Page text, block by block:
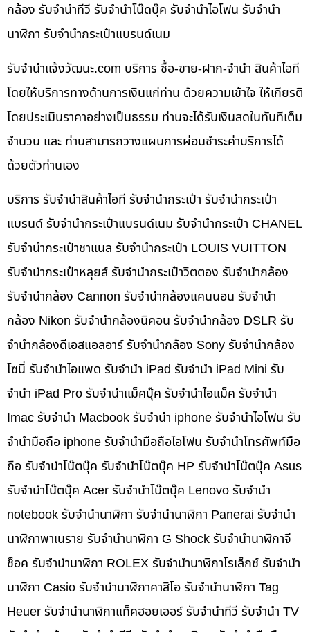
กล้อง รับจำนำทีวี รับจำนำโน๊ดบุ๊ค รับจำนำไอโฟน รับจำนำ
นาฬิกา รับจำนำกระเป๋าแบรนด์เนม
รับจํานําแจ้งวัฒนะ.com บริการ ซื้อ-ขาย-ฝาก-จำนำ สินค้าไอที
โดยให้บริการทางด้านการเงินแก่ท่าน ด้วยความเข้าใจ ให้เกียรติ
โดยประเมินราคาอย่างเป็นธรรม ท่านจะได้รับเงินสดในทันทีเต็ม
จำนวน และ ท่านสามารถวางแผนการผ่อนชำระค่าบริการได้
ด้วยตัวท่านเอง
บริการ รับจำนำสินค้าไอที รับจำนำกระเป๋า รับจำนำกระเป๋า
แบรนด์ รับจำนำกระเป๋าแบรนด์เนม รับจำนำกระเป๋า CHANEL
รับจำนำกระเป๋าชาแนล รับจำนำกระเป๋า LOUIS VUITTON
รับจำนำกระเป๋าหลุยส์ รับจำนำกระเป๋าวิตตอง รับจำนำกล้อง
รับจำนำกล้อง Cannon รับจำนำกล้องแคนนอน รับจำนำ
กล้อง Nikon รับจำนำกล้องนิคอน รับจำนำกล้อง DSLR รับ
จำนำกล้องดีเอสแอลอาร์ รับจำนำกล้อง Sony รับจำนำกล้อง
โซนี่ รับจำนำไอแพด รับจำนำ iPad รับจำนำ iPad Mini รับ
จำนำ iPad Pro รับจำนำแม็คบุ๊ค รับจำนำไอแม็ค รับจำนำ
Imac รับจำนำ Macbook รับจำนำ iphone รับจำนำไอโฟน รับ
จำนำมือถือ iphone รับจำนำมือถือไอโฟน รับจำนำโทรศัพท์มือ
ถือ รับจำนำโน๊ตบุ๊ค รับจำนำโน๊ตบุ๊ค HP รับจำนำโน๊ตบุ๊ค Asus
รับจำนำโน๊ตบุ๊ค Acer รับจำนำโน๊ตบุ๊ค Lenovo รับจำนำ
notebook รับจำนำนาฬิกา รับจำนำนาฬิกา Panerai รับจำนำ
นาฬิกาพาเนราย รับจำนำนาฬิกา G Shock รับจำนำนาฬิกาจี
ช็อค รับจำนำนาฬิกา ROLEX รับจำนำนาฬิกาโรเล็กซ์ รับจำนำ
นาฬิกา Casio รับจำนำนาฬิกาคาสิโอ รับจำนำนาฬิกา Tag
Heuer รับจำนำนาฬิกาแท็คฮอยเออร์ รับจำนำทีวี รับจำนำ TV